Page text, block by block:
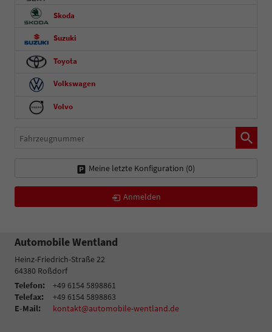
Skoda
Suzuki
Toyota
Volkswagen
Volvo
Fahrzeugnummer
Meine letzte Konfiguration (0)
Anmelden
Automobile Wentland
Heinz-Friedrich-Straße 22
64380 Roßdorf
Telefon:
+49 6154 5898861
Telefax:
+49 6154 5898863
E-Mail:
kontakt@automobile-wentland.de